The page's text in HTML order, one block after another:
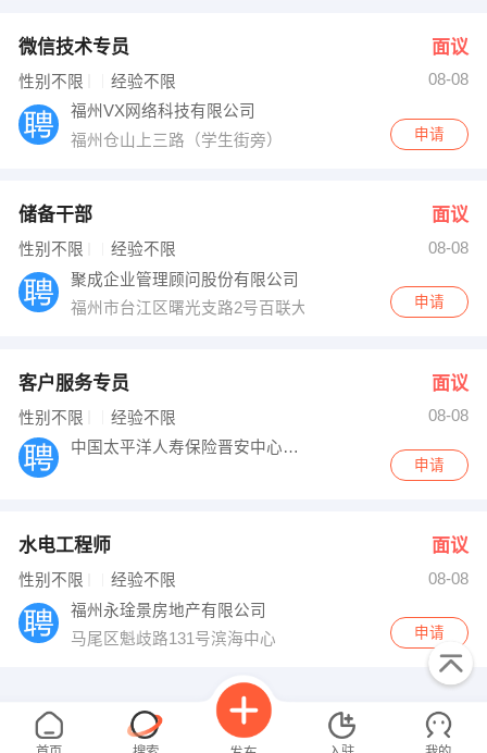
微信技术专员 面议
性别不限 经验不限
08-08
福州VX网络科技有限公司
福州仓山上三路（学生街旁）
申请
储备干部 面议
性别不限 经验不限
08-08
聚成企业管理顾问股份有限公司
福州市台江区曙光支路2号百联大厦13A-02室
申请
客户服务专员 面议
性别不限 经验不限
08-08
中国太平洋人寿保险晋安中心支公司
申请
水电工程师 面议
性别不限 经验不限
08-08
福州永琻景房地产有限公司
马尾区魁歧路131号滨海中心
申请